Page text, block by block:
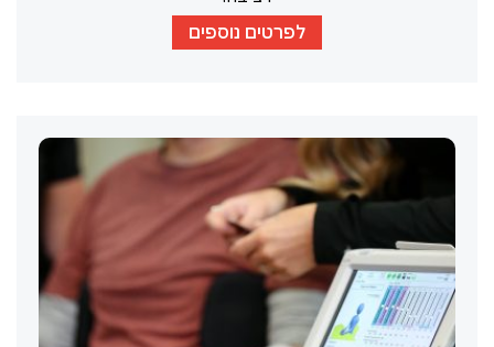
לפרטים נוספים